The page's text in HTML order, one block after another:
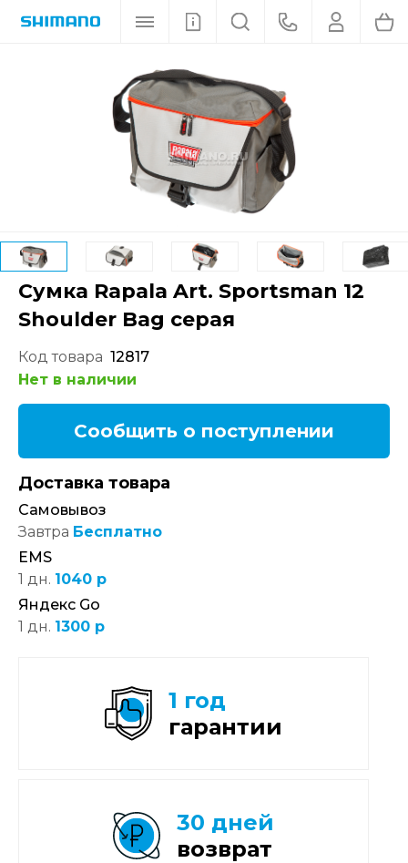
Сумка Rapala Art. Sportsman 12
Shoulder Bag серая
Код товара 12817
Нет в наличии
Сообщить о поступлении
Доставка товара
Самовывоз
Завтра Бесплатно
EMS
1 дн. 1040 р
Яндекс Go
1 дн. 1300 р
1 год
гарантии
30 дней
возврат